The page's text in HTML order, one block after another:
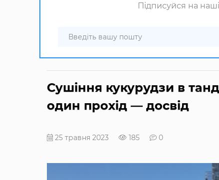
Підписуйся на
Сушіння кукурудзи в
один прохід — досвід
25 травня 2023 185 0